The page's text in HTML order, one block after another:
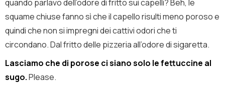
quando parlavo dell’odore di fritto sui capelli? Beh, le
squame chiuse fanno sì che il capello risulti meno poroso e
quindi che non si impregni dei cattivi odori che ti
circondano. Dal fritto delle pizzeria all’odore di sigaretta.
Lasciamo che di porose ci siano solo le fettuccine al
sugo.Please.